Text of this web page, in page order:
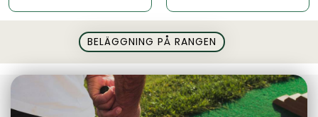
BELÄGGNING PÅ RANGEN